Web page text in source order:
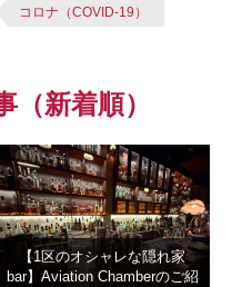
コロナ（COVID-19）
新着順）
【1区のオシャレな隠れ家
bar】Aviation Chamberのご紹